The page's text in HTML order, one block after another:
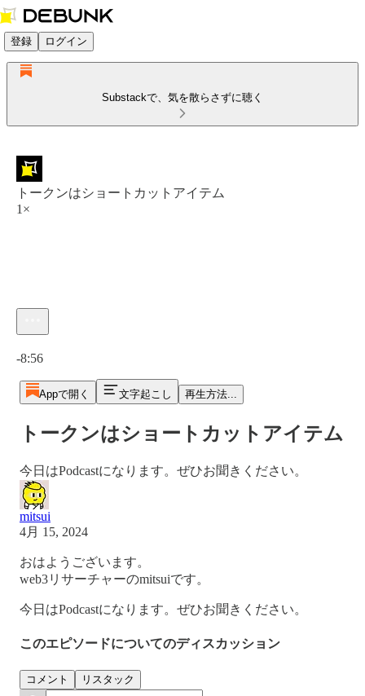
登録 ログイン
Substackで、気を散らさずに聴く
トークンはショートカットアイテム
1×
-8:56
Appで開く 文字起こし 再生方法...
トークンはショートカットアイテム
今日はPodcastになります。ぜひお聞きください。
mitsui
4月 15, 2024
おはようございます。
web3リサーチャーのmitsuiです。
今日はPodcastになります。ぜひお聞きください。
このエピソードについてのディスカッション
コメント リスタック